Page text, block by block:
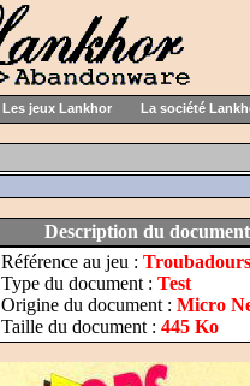
Les jeux Lankhor La société
Description du document
Référence au jeu : Troubadours
Type du document : Test
Origine du document : Micro
Taille du document : 445 Ko